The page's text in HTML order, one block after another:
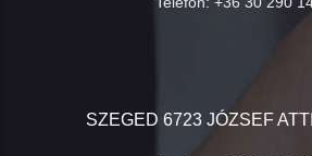
SZEGED 6723 JÓZSEF